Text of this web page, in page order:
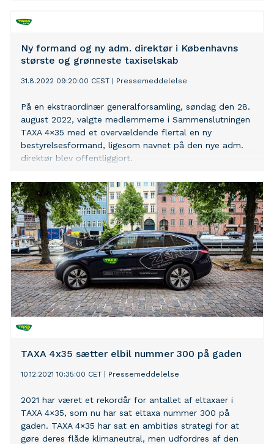
samarbejde mellem ledelse, bestyrelse og
Ny formand og ny adm. direktør i Københavns
største og grønneste taxiselskab
31.8.2022 09:20:00 CEST Pressemeddelelse
På en ekstraordinær generalforsamling, søndag den 28.
august 2022, valgte medlemmerne i Sammenslutningen
TAXA 4×35 med et overvældende flertal en ny
bestyrelsesformand, ligesom navnet på den nye adm.
direktør blev offentliggjort.
TAXA 4x35 sætter elbil nummer 300 på gaden
10.12.2021 10:35:00 CET Pressemeddelelse
2021 har været et rekordår for antallet af eltaxaer i
TAXA 4×35, som nu har sat eltaxa nummer 300 på
gaden. TAXA 4×35 har sat en ambitiøs strategi for at
gøre deres flåde klimaneutral, men udfordres af den